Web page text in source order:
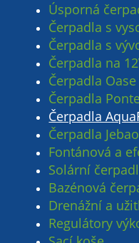
Úsporná
Čerpadla s
Čerpadla s
Čerpadla na
Čerpadla Oase
Čerpadla
Čerpadla
Čerpadla Jebao
Fontánová a
Solární
Bazénová
Drenážní a
Regulátory